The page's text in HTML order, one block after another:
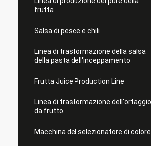
frutta
Salsa di pesce e chili
Linea di trasformazione della salsa
della pasta dell'inceppamento
Frutta Juice Production Line
Linea di trasformazione dell'ortaggio
da frutto
Macchina del selezionatore di colore